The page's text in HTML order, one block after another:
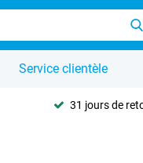
Service clientèle
31 jours de